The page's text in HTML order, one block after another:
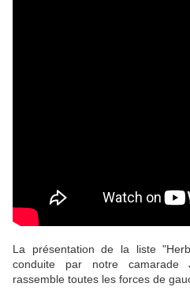
La présentation de la liste
conduite par notre camarade
rassemble toutes les forces de